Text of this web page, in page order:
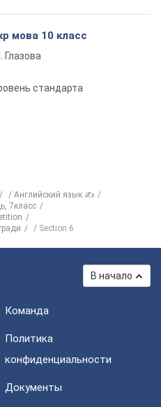
мова 10 класс
Глазова
стандарта
Английский язык ✍
7класс
Section 6
В начало
Команда
Политика
конфиденциальности
Документы